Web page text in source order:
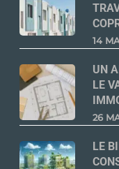
14
UN
LE
26
LE